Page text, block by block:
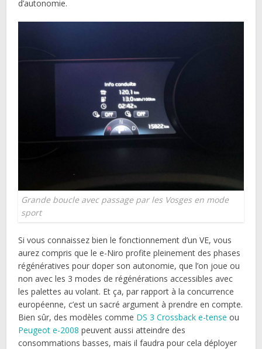
d’autonomie.
Grande boucle avec passage par les Vosges en mode
sport
Si vous connaissez bien le fonctionnement d’un VE, vous
aurez compris que le e-Niro profite pleinement des phases
régénératives pour doper son autonomie, que l’on joue ou
non avec les 3 modes de régénérations accessibles avec
les palettes au volant. Et ça, par rapport à la concurrence
européenne, c’est un sacré argument à prendre en compte.
Bien sûr, des modèles comme DS 3 Crossback e-tense ou
Peugeot e-2008 peuvent aussi atteindre des
consommations basses, mais il faudra pour cela déployer